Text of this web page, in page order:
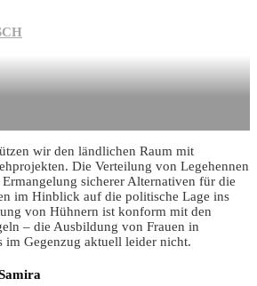
wir den ländlichen Raum mit
Die Verteilung von Legehennen
sicherer Alternativen für die
im Hinblick auf die politische Lage ins
von Hühnern ist konform mit den
– die Ausbildung von Frauen in
im Gegenzug aktuell leider nicht.